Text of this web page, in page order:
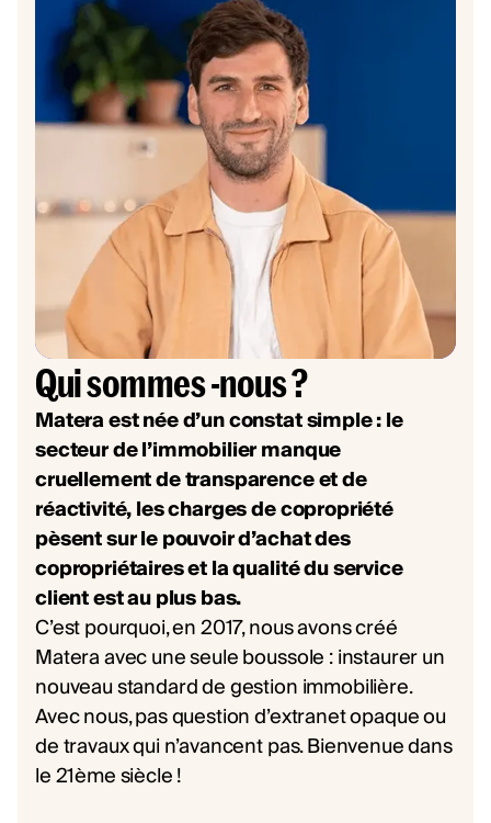
Qui sommes -nous ?
Matera est née d’un constat simple : le
secteur de l’immobilier manque
cruellement de transparence et de
réactivité, les charges de copropriété
pèsent sur le pouvoir d’achat des
copropriétaires et la qualité du service
client est au plus bas.
C’est pourquoi, en 2017, nous avons créé
Matera avec une seule boussole : instaurer un
nouveau standard de gestion immobilière.
Avec nous, pas question d’extranet opaque ou
de travaux qui n’avancent pas. Bienvenue dans
le 21ème siècle !